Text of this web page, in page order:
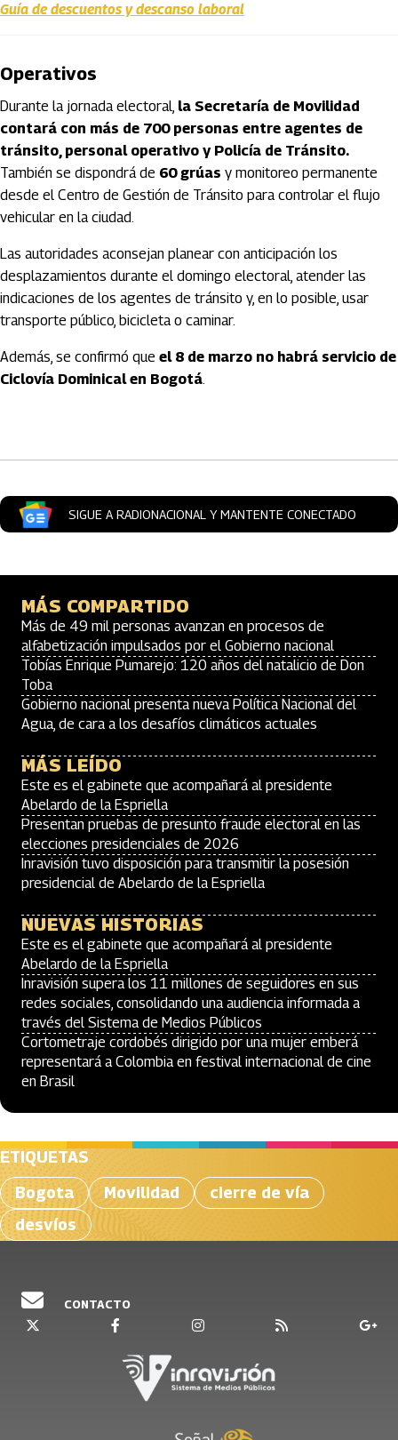
Guía de descuentos y descanso laboral
Operativos
Durante la jornada electoral, la Secretaría de Movilidad
contará con más de 700 personas entre agentes de
tránsito, personal operativo y Policía de Tránsito.
También se dispondrá de 60 grúas y monitoreo permanente
desde el Centro de Gestión de Tránsito para controlar el flujo
vehicular en la ciudad.
Las autoridades aconsejan planear con anticipación los
desplazamientos durante el domingo electoral, atender las
indicaciones de los agentes de tránsito y, en lo posible, usar
transporte público, bicicleta o caminar.
Además, se confirmó que el 8 de marzo no habrá servicio de
Ciclovía Dominical en Bogotá.
SIGUE A RADIONACIONAL Y MANTENTE CONECTADO
MÁS COMPARTIDO
Más de 49 mil personas avanzan en procesos de
alfabetización impulsados por el Gobierno nacional
Tobías Enrique Pumarejo: 120 años del natalicio de Don
Toba
Gobierno nacional presenta nueva Política Nacional del
Agua, de cara a los desafíos climáticos actuales
MÁS LEÍDO
Este es el gabinete que acompañará al presidente
Abelardo de la Espriella
Presentan pruebas de presunto fraude electoral en las
elecciones presidenciales de 2026
Inravisión tuvo disposición para transmitir la posesión
presidencial de Abelardo de la Espriella
NUEVAS HISTORIAS
Este es el gabinete que acompañará al presidente
Abelardo de la Espriella
Inravisión supera los 11 millones de seguidores en sus
redes sociales, consolidando una audiencia informada a
través del Sistema de Medios Públicos
Cortometraje cordobés dirigido por una mujer emberá
representará a Colombia en festival internacional de cine
en Brasil
ETIQUETAS
Bogota
Movilidad
cierre de vía
desvíos
CONTACTO